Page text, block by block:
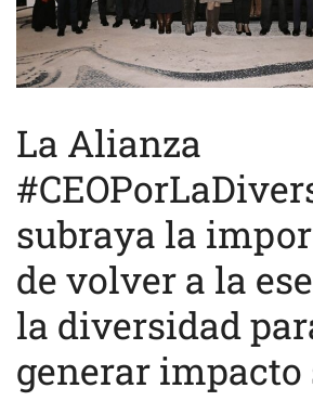
La Alianza
subraya la
de volver a la
la diversidad
generar